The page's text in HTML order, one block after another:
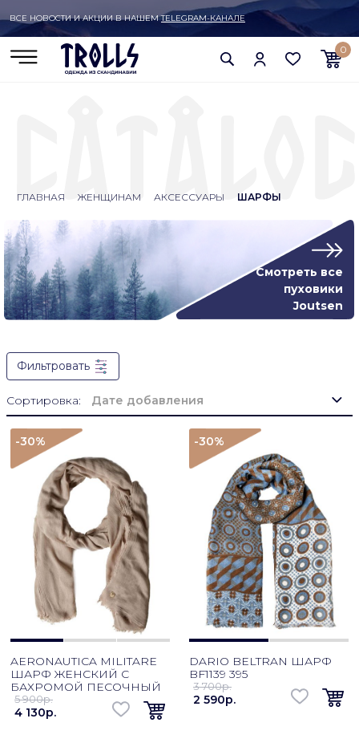
ВСЕ НОВОСТИ И АКЦИИ В НАШЕМTELEGRAM-КАНАЛЕ
0
ГЛАВНАЯ ЖЕНЩИНАМ АКСЕССУАРЫ ШАРФЫ
Смотреть все
пуховики
Joutsen
Фильтровать
Сортировка: Дате добавления
-30%
AERONAUTICA MILITARE
ШАРФ ЖЕНСКИЙ С
БАХРОМОЙ ПЕСОЧНЫЙ
5 900p.
4 130p.
-30%
DARIO BELTRAN ШАРФ
BF1139 395
3 700p.
2 590p.